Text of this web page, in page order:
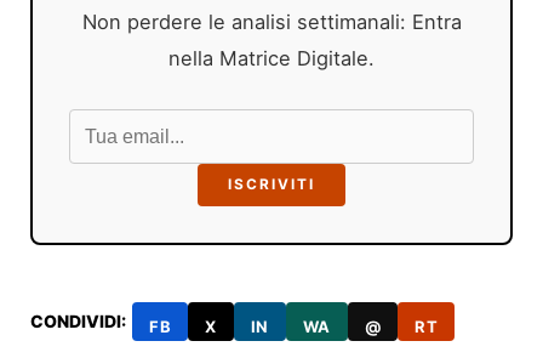
Non perdere le analisi settimanali: Entra
nella Matrice Digitale.
ISCRIVITI
CONDIVIDI: FB X IN WA @ RT